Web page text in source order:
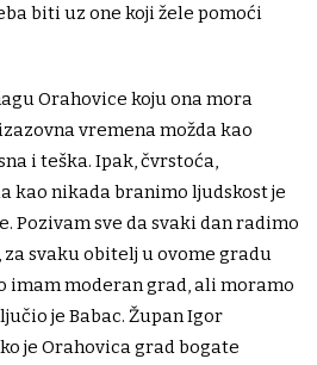
biti uz one koji žele pomoći
Orahovice koju ona mora
vremena možda kao
i teška. Ipak, čvrstoća,
kao nikada branimo ljudskost je
Pozivam sve da svaki dan radimo
svaku obitelj u ovome gradu
imam moderan grad, ali moramo
je Babac. Župan Igor
je Orahovica grad bogate